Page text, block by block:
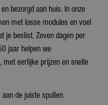
bezorgd aan huis. In onze
met losse modules en voel
je beslist. Zeven dagen per
jaar helpen we
met eerlijke prijzen en snelle
de juiste spullen.